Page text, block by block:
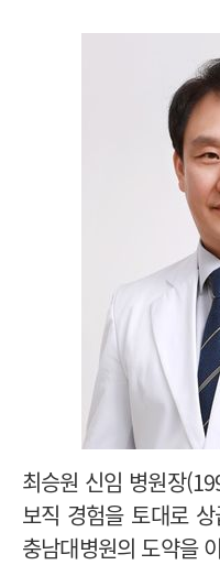
최승원 신임 병원장
보직 경험을 토대로
충남대병원의 도약을